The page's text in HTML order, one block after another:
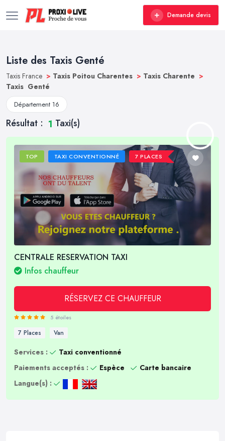
Demande devis
Liste des Taxis Genté
Taxis France > Taxis Poitou Charentes > Taxis Charente >
Taxis Genté
Département 16
Résultat : 1 Taxi(s)
TOP TAXI CONVENTIONNÉ 7 PLACES
CENTRALE RESERVATION TAXI
Infos chauffeur
RÉSERVEZ CE CHAUFFEUR
5 étoiles
7 Places Van
Services :
Taxi conventionné
Paiements acceptés :
Espèce
Carte bancaire
Langue(s) :